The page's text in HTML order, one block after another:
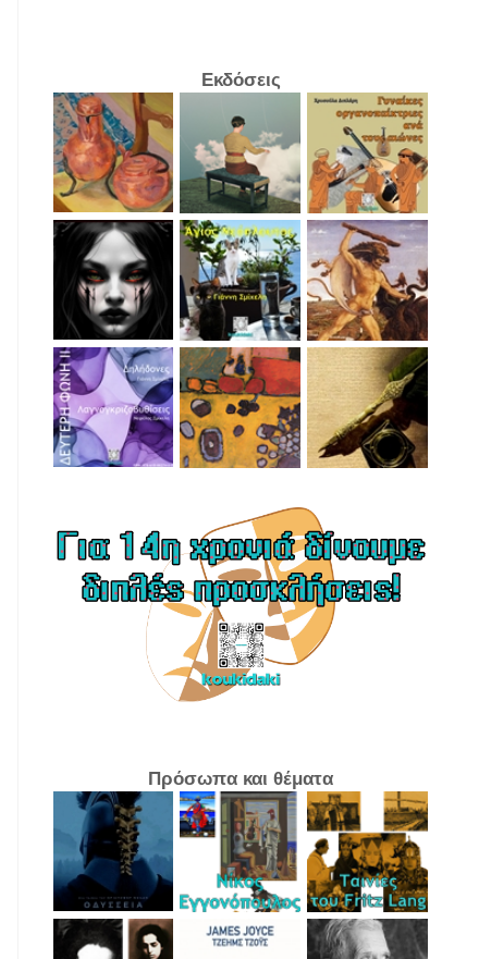
Εκδόσεις
Πρόσωπα και θέματα